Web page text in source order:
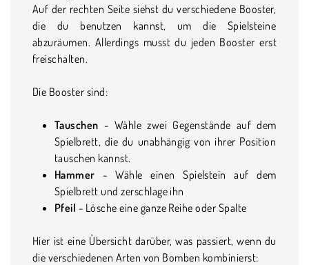
Auf der rechten Seite siehst du verschiedene Booster,
die du benutzen kannst, um die Spielsteine
abzuräumen. Allerdings musst du jeden Booster erst
freischalten.
Die Booster sind:
Tauschen - Wähle zwei Gegenstände auf dem
Spielbrett, die du unabhängig von ihrer Position
tauschen kannst.
Hammer- Wähle einen Spielstein auf dem
Spielbrett und zerschlage ihn
Pfeil - Lösche eine ganze Reihe oder Spalte
Hier ist eine Übersicht darüber, was passiert, wenn du
die verschiedenen Arten von Bomben kombinierst: